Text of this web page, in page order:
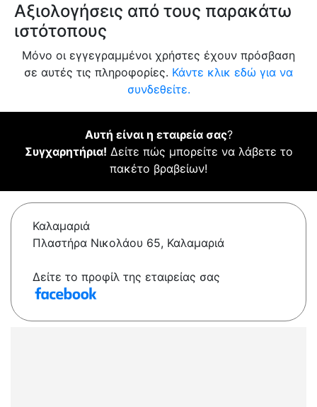
Αξιολογήσεις από τους παρακάτω
ιστότοπους
Μόνο οι εγγεγραμμένοι χρήστες έχουν πρόσβαση
σε αυτές τις πληροφορίες. Κάντε κλικ εδώ για να
συνδεθείτε.
Αυτή είναι η εταιρεία σας?
Συγχαρητήρια! Δείτε πώς μπορείτε να λάβετε το
πακέτο βραβείων!
Καλαμαριά
Πλαστήρα Νικολάου 65, Καλαμαριά
Δείτε το προφίλ της εταιρείας σας